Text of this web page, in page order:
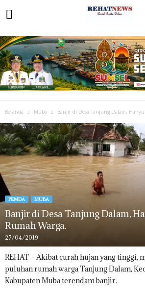
Beranda Muba Banjir di Desa Tanjung Dalam,
PEMDA MUBA
Banjir di Desa Tanjung Dalam,
Rumah Warga.
27/04/2019
REHAT – Akibat curah hujan yang tinggi,
puluhan rumah warga Tanjung Dalam,
Kabupaten Muba terendam banjir.